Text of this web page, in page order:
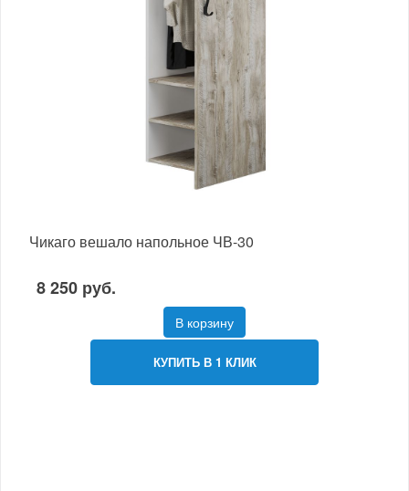
Чикаго вешало напольное ЧВ-30
8 250 руб.
В корзину
КУПИТЬ В 1 КЛИК